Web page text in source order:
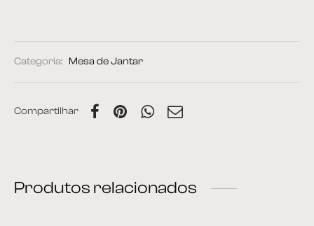
Categoria: Mesa de Jantar
Compartilhar
Produtos relacionados